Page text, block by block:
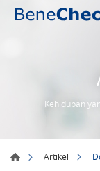
Kehidupan
Artikel